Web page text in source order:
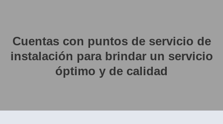
Cuentas con puntos de servicio de
instalación para brindar un servicio
óptimo y de calidad